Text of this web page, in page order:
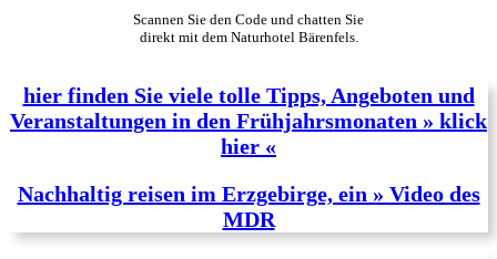
Scannen Sie den Code und chatten Sie
direkt mit dem Naturhotel Bärenfels.
hier finden Sie viele tolle Tipps, Angeboten und
Veranstaltungen in den Frühjahrsmonaten » klick
hier «
Nachhaltig reisen im Erzgebirge, ein » Video des
MDR